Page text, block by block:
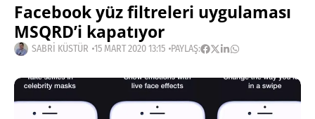
Facebook yüz filtreleri uygulaması
MSQRD’i kapatıyor
SABRI KÜSTÜR 15 MART 2020 13:15 PAYLAŞ: